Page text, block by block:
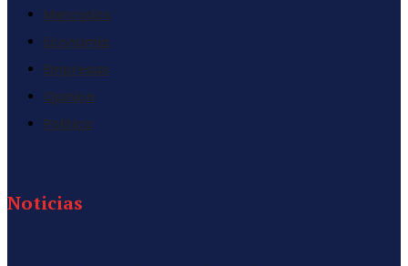
Mercados
Economia
Empresas
Opinion
Politica
Noticias